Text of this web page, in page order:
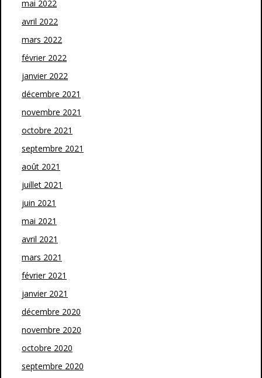
mai 2022
avril 2022
mars 2022
février 2022
janvier 2022
décembre 2021
novembre 2021
octobre 2021
septembre 2021
août 2021
juillet 2021
juin 2021
mai 2021
avril 2021
mars 2021
février 2021
janvier 2021
décembre 2020
novembre 2020
octobre 2020
septembre 2020